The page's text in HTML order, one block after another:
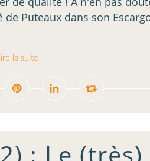
Puteaux dans son
la suite
: Le